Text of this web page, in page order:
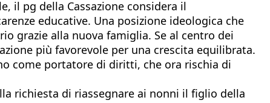
il pg della Cassazione considera il
educative. Una posizione ideologica che
grazie alla nuova famiglia. Se al centro dei
più favorevole per una crescita equilibrata.
come portatore di diritti, che ora rischia di
richiesta di riassegnare ai nonni il figlio della